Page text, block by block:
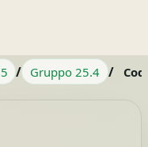
/ Gruppo 25.4 /